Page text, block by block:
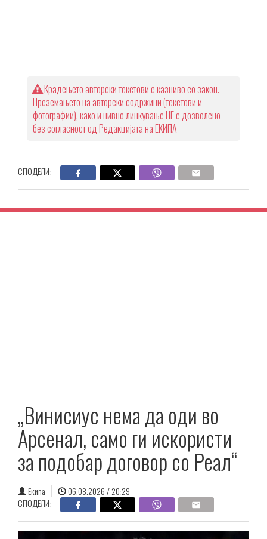
Крадењето авторски текстови е казниво со закон.
Преземањето на авторски содржини (текстови и
фотографии), како и нивно линкување НЕ е дозволено
без согласност од Редакцијата на ЕКИПА
СПОДЕЛИ:
„Винисиус нема да оди во
Арсенал, само ги искористи
за подобар договор со Реал“
Екипа
06.08.2026 / 20:29
СПОДЕЛИ: